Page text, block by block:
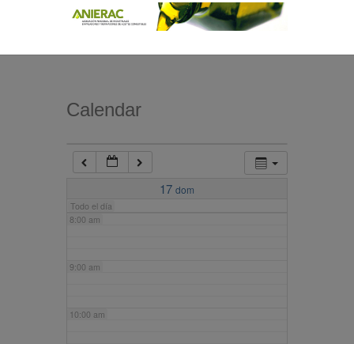
Calendar
17 dom
Todo el día
7:00 am
8:00 am
9:00 am
10:00 am